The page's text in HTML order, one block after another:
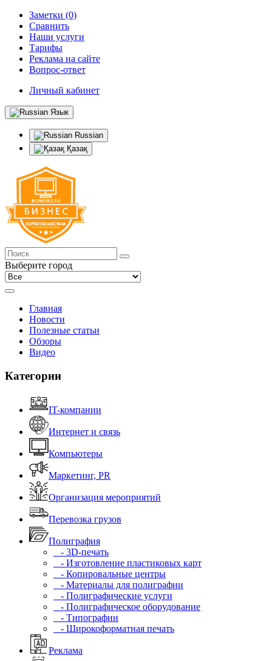
Заметки (0)
Сравнить
Наши услуги
Тарифы
Реклама на сайте
Вопрос-ответ
Личный кабинет
Язык
Russian
Қазақ
Выберите город
Главная
Новости
Полезные статьи
Обзоры
Видео
Категории
IT-компании
Интернет и связь
Компьютеры
Маркетинг, PR
Организация мероприятий
Перевозка грузов
Полиграфия
- 3D-печать
- Изготовление пластиковых карт
- Копировальные центры
- Материалы для полиграфии
- Полиграфические услуги
- Полиграфическое оборудование
- Типографии
- Широкоформатная печать
Реклама